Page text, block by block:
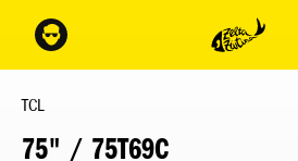
TCL
75" / 75T69C